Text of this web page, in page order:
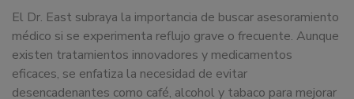
El Dr. East subraya la importancia de buscar asesoramiento
médico si se experimenta reflujo grave o frecuente. Aunque
existen tratamientos innovadores y medicamentos
eficaces, se enfatiza la necesidad de evitar
desencadenantes como café, alcohol y tabaco para mejorar